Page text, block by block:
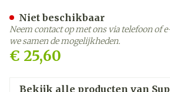
€ 25,60
Niet beschikbaar
Neem contact op met ons via telefoon of
we samen de mogelijkheden.
Bekijk alle producten van